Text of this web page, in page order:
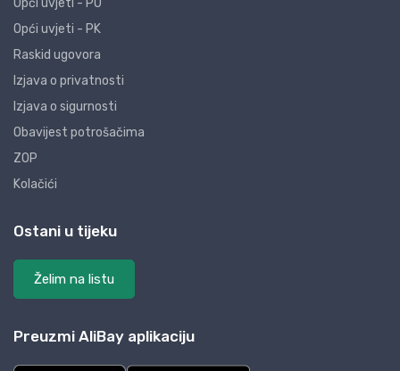
Opći uvjeti - PO
Opći uvjeti - PK
Raskid ugovora
Izjava o privatnosti
Izjava o sigurnosti
Obavijest potrošačima
ZOP
Kolačići
Ostani u tijeku
Želim na listu
Preuzmi AliBay aplikaciju